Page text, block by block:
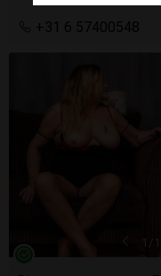
+31 6 57400548
/